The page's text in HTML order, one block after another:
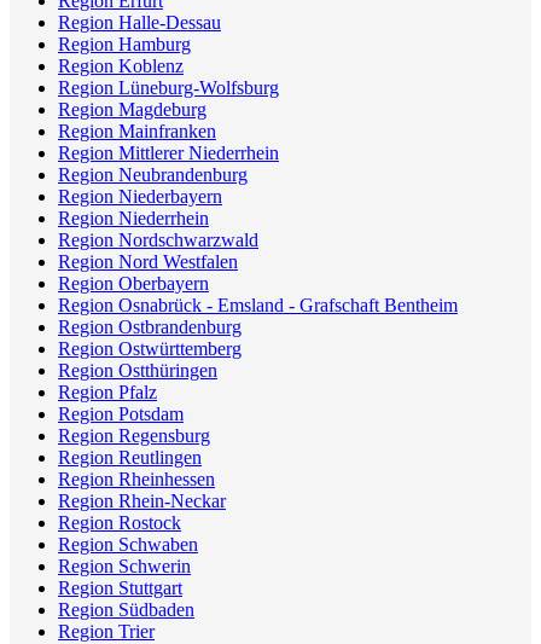
Region Halle-Dessau
Region Hamburg
Region Koblenz
Region Lüneburg-Wolfsburg
Region Magdeburg
Region Mainfranken
Region Mittlerer Niederrhein
Region Neubrandenburg
Region Niederbayern
Region Niederrhein
Region Nordschwarzwald
Region Nord Westfalen
Region Oberbayern
Region Osnabrück - Emsland - Grafschaft Bentheim
Region Ostbrandenburg
Region Ostwürttemberg
Region Ostthüringen
Region Pfalz
Region Potsdam
Region Regensburg
Region Reutlingen
Region Rheinhessen
Region Rhein-Neckar
Region Rostock
Region Schwaben
Region Schwerin
Region Stuttgart
Region Südbaden
Region Trier